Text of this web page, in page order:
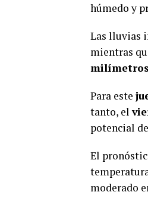
húmedo y
Las lluvias
mientras
milímetros
Para este
tanto, el
potencial
El
moderado